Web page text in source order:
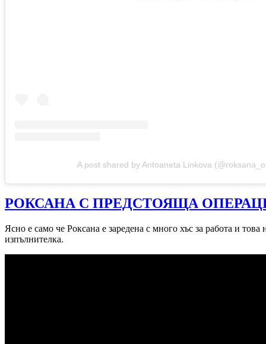
A post shared by Antoaneta Linkova
РОКСАНА С ПРЕДСТОЯЩА
Ясно е само че Роксана е заредена с много хъс за работа и
изпълнителка.